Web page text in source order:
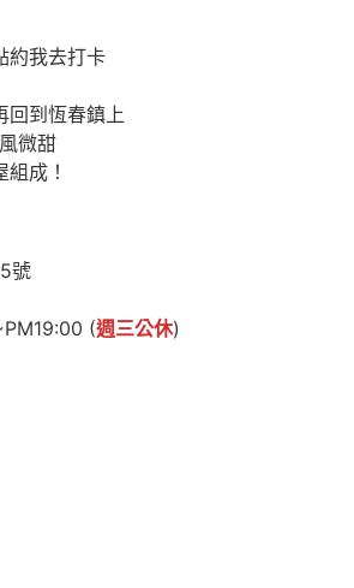
約我去打卡
回到恆春鎮上
微甜
成！
號
(週三公休)